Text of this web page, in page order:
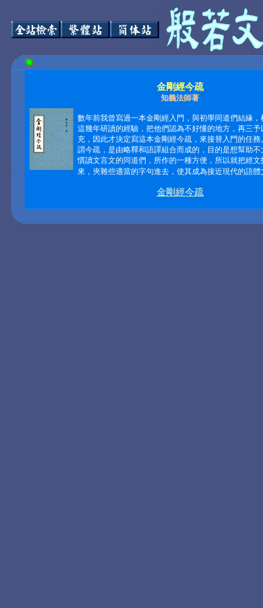
金剛經今疏
知義法師著
數年前我曾寫過一本金剛經入門，與初學同道們結緣，
這幾年研讀的經驗，把他們認為不好懂的地方，再三予
充，因此才決定寫這本金剛經今疏，來接替入門的任務
謂今疏，是由略釋和語譯組合而成的，目的是想幫助不
慣讀文言文的同道們，所作的一種方便，所以就把經文
來，夾雜些適當的字句進去，使其成為接近現代的語體
金剛經今疏